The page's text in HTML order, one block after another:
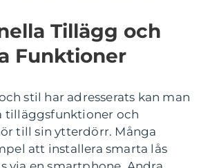
Tillägg och
Funktioner
stil har adresserats kan man
tilläggsfunktioner och
till sin ytterdörr. Många
att installera smarta lås